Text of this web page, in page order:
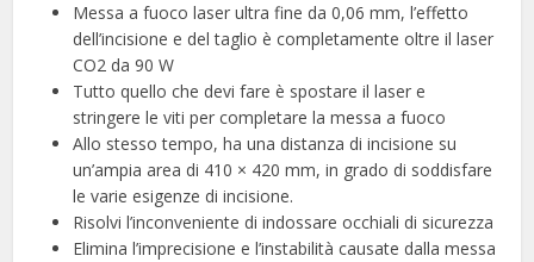
Messa a fuoco laser ultra fine da 0,06 mm, l’effetto
dell’incisione e del taglio è completamente oltre il laser
CO2 da 90 W
Tutto quello che devi fare è spostare il laser e
stringere le viti per completare la messa a fuoco
Allo stesso tempo, ha una distanza di incisione su
un’ampia area di 410 × 420 mm, in grado di soddisfare
le varie esigenze di incisione.
Risolvi l’inconveniente di indossare occhiali di sicurezza
Elimina l’imprecisione e l’instabilità causate dalla messa